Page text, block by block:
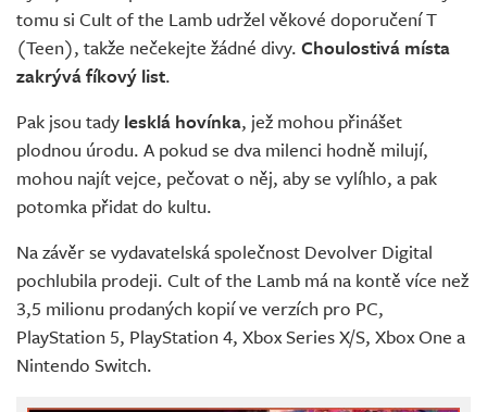
tomu si Cult of the Lamb udržel věkové doporučení T
(Teen), takže nečekejte žádné divy. Choulostivá místa
zakrývá fíkový list.
Pak jsou tady lesklá hovínka, jež mohou přinášet
plodnou úrodu. A pokud se dva milenci hodně milují,
mohou najít vejce, pečovat o něj, aby se vylíhlo, a pak
potomka přidat do kultu.
Na závěr se vydavatelská společnost Devolver Digital
pochlubila prodeji. Cult of the Lamb má na kontě více než
3,5 milionu prodaných kopií ve verzích pro PC,
PlayStation 5, PlayStation 4, Xbox Series X/S, Xbox One a
Nintendo Switch.